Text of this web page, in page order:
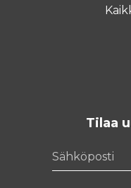
Tilaa